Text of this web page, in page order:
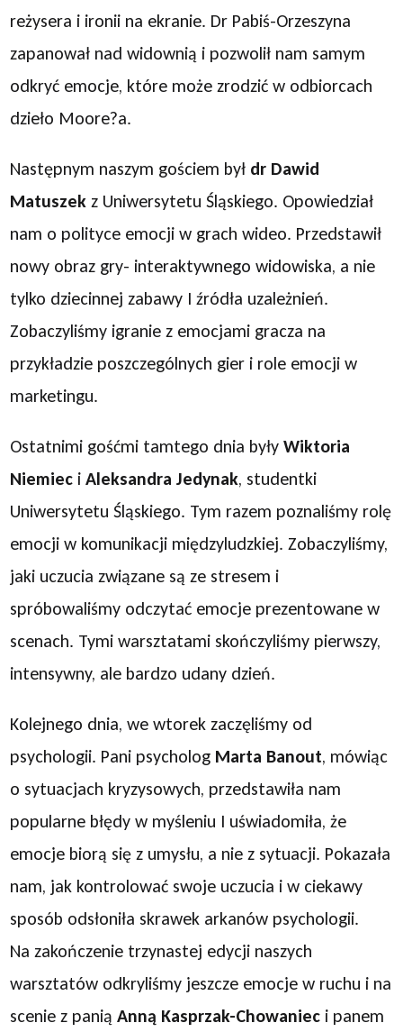
reżysera i ironii na ekranie. Dr Pabiś-Orzeszyna
zapanował nad widownią i pozwolił nam samym
odkryć emocje, które może zrodzić w odbiorcach
dzieło Moore?a.
Następnym naszym gościem był dr Dawid
Matuszek z Uniwersytetu Śląskiego. Opowiedział
nam o polityce emocji w grach wideo. Przedstawił
nowy obraz gry- interaktywnego widowiska, a nie
tylko dziecinnej zabawy I źródła uzależnień.
Zobaczyliśmy igranie z emocjami gracza na
przykładzie poszczególnych gier i role emocji w
marketingu.
Ostatnimi gośćmi tamtego dnia byłyWiktoria
Niemiec iAleksandra Jedynak, studentki
Uniwersytetu Śląskiego. Tym razem poznaliśmy rolę
emocji w komunikacji międzyludzkiej. Zobaczyliśmy,
jaki uczucia związane są ze stresem i
spróbowaliśmy odczytać emocje prezentowane w
scenach. Tymi warsztatami skończyliśmy pierwszy,
intensywny, ale bardzo udany dzień.
Kolejnego dnia, we wtorek zaczęliśmy od
psychologii. Pani psycholog Marta Banout, mówiąc
o sytuacjach kryzysowych, przedstawiła nam
popularne błędy w myśleniu I uświadomiła, że
emocje biorą się z umysłu, a nie z sytuacji. Pokazała
nam, jak kontrolować swoje uczucia i w ciekawy
sposób odsłoniła skrawek arkanów psychologii.
Na zakończenie trzynastej edycji naszych
warsztatów odkryliśmy jeszcze emocje w ruchu i na
scenie z paniąAnną Kasprzak-Chowaniec i panem